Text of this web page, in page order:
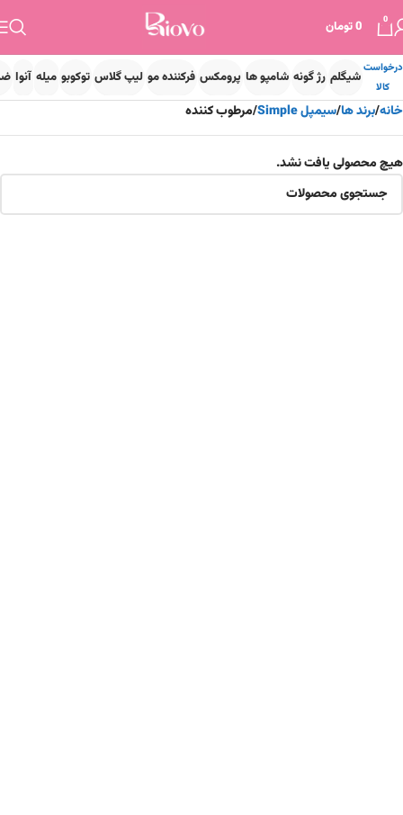
0
0تومان
درخواست
کالا
شیگلم رژ گونه شامپو ها پرومکس فرکننده مو لیپ گلاس توکوبو میله آنوا
خانه برند ها سیمپل Simple مرطوب کننده
هیچ محصولی یافت نشد.